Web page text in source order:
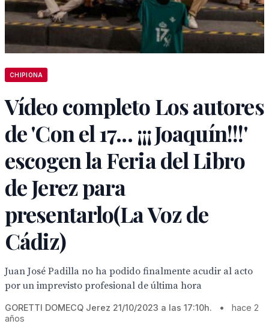
CHIPIONA
Vídeo completo Los autores
de 'Con el 17... ¡¡¡Joaquín!!!'
escogen la Feria del Libro
de Jerez para
presentarlo(La Voz de
Cádiz)
Juan José Padilla no ha podido finalmente acudir al acto
por un imprevisto profesional de última hora
GORETTI DOMECQ Jerez 21/10/2023 a las 17:10h. •
hace 2
años